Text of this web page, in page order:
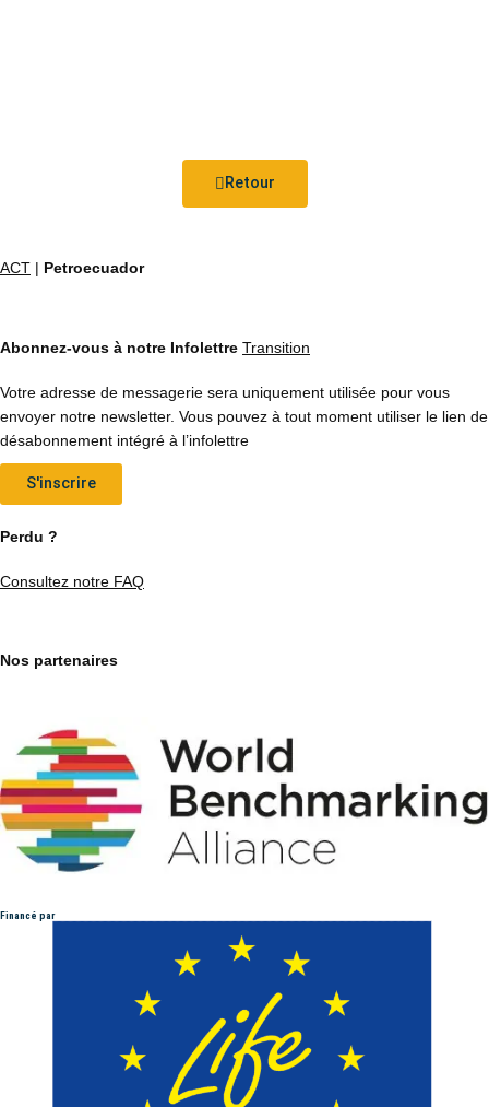
Retour
ACT | Petroecuador
Abonnez-vous à notre Infolettre Transition
Votre adresse de messagerie sera uniquement utilisée pour vous
envoyer notre newsletter. Vous pouvez à tout moment utiliser le lien de
désabonnement intégré à l’infolettre
S'inscrire
Perdu ?
Consultez notre FAQ
Nos partenaires
Financé par